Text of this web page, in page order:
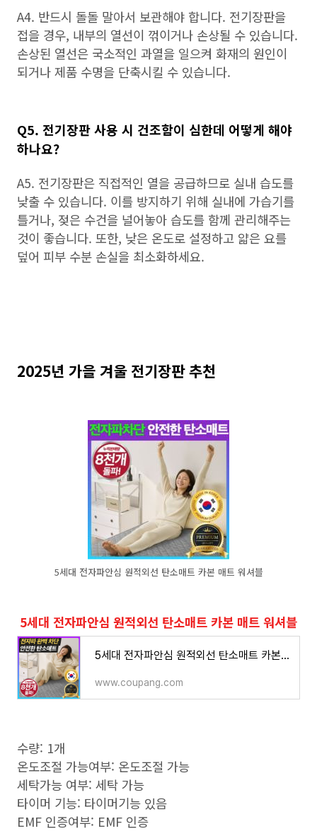
A4. 반드시 돌돌 말아서 보관해야 합니다. 전기장판을
접을 경우, 내부의 열선이 꺾이거나 손상될 수 있습니다.
손상된 열선은 국소적인 과열을 일으켜 화재의 원인이
되거나 제품 수명을 단축시킬 수 있습니다.
Q5. 전기장판 사용 시 건조함이 심한데 어떻게 해야
하나요?
A5. 전기장판은 직접적인 열을 공급하므로 실내 습도를
낮출 수 있습니다. 이를 방지하기 위해 실내에 가습기를
틀거나, 젖은 수건을 널어놓아 습도를 함께 관리해주는
것이 좋습니다. 또한, 낮은 온도로 설정하고 얇은 요를
덮어 피부 수분 손실을 최소화하세요.
2025년 가을 겨울 전기장판 추천
5세대 전자파안심 원적외선 탄소매트 카본 매트 워셔블
5세대 전자파안심 원적외선 탄소매트 카본 매트 워셔블
5세대 전자파안심 원적외선 탄소매트 카본 매트 워셔블 - 전기요 | 쿠팡
www.coupang.com
수량: 1개
온도조절 가능여부: 온도조절 가능
세탁가능 여부: 세탁 가능
타이머 기능: 타이머기능 있음
EMF 인증여부: EMF 인증